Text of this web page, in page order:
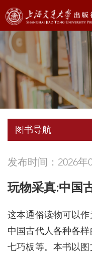
图书导航
发布时间：2026年
玩物采真:中国
这本通俗读物可以
中国古代人各种各样
七巧板等。本书以